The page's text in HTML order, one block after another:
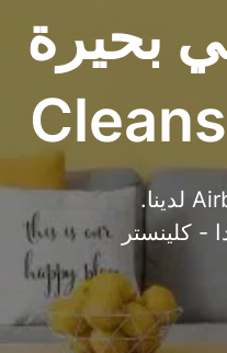
بحيرة
ارتقِ بتجربة إيجارك قصير الأجل مع أفضل خدمات تنظيف Airbnb لدينا.
- كلينستر